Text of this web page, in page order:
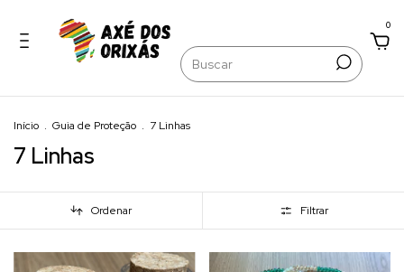
0
Início . Guia de Proteção . 7 Linhas
7 Linhas
Ordenar Filtrar